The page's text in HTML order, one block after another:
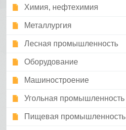
Химия, нефтехимия
Металлургия
Лесная промышленность
Оборудование
Машиностроение
Угольная промышленность
Пищевая промышленность